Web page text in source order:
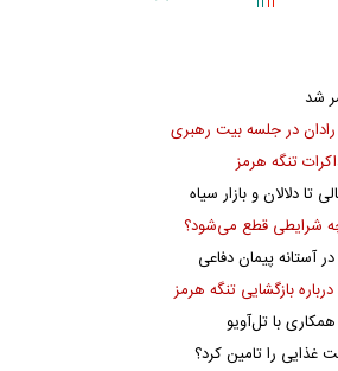
شد
در جلسه بیت رهبری
تنگه هرمز
تا دلالان و بازار سیاه
شرایطی قطع می‌شود؟
آستانه پیمان دفاعی
بازگشایی تنگه هرمز
با تل‌آویو
غذایی را تامین کرد؟